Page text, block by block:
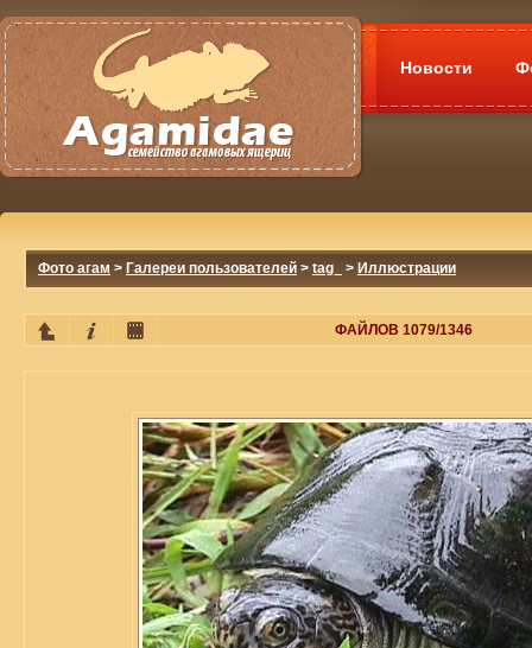
Новости
Фото агам > Галереи пользователей > tag_ > Иллюстрации
ФАЙЛОВ 1079/1346